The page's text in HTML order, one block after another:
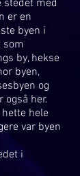
stedet med
er en
byen i
som
by, hekse
byen,
og
også her.
hele
var byen
i